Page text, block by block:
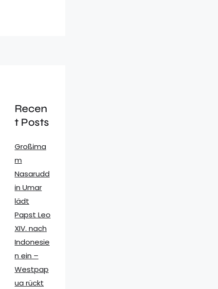
Recen
t Posts
Großima
m
Nasarudd
in Umar
lädt
Papst Leo
XIV. nach
Indonesie
n ein –
Westpap
ua rückt